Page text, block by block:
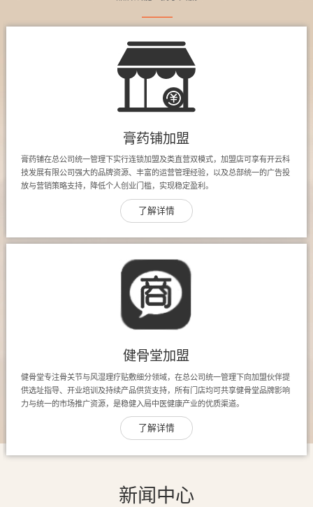
膏药铺加盟
膏药铺在总公司统一管理下实行连锁加盟及类直营双模式，加盟店可享有开云科
技发展有限公司强大的品牌资源、丰富的运营管理经验，以及总部统一的广告投
放与营销策略支持，降低个人创业门槛，实现稳定盈利。
了解详情
健骨堂加盟
健骨堂专注骨关节与风湿理疗贴敷细分领域，在总公司统一管理下向加盟伙伴提
供选址指导、开业培训及持续产品供货支持，所有门店均可共享健骨堂品牌影响
力与统一的市场推广资源，是稳健入局中医健康产业的优质渠道。
了解详情
新闻中心